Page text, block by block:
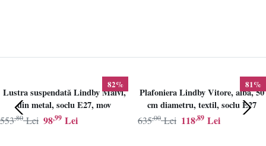
82%
Lustra suspendată Lindby Maivi,
din metal, soclu E27, mov
98,99 Lei
553,80 Lei
81%
Plafoniera Lindby Vitore, alba, 50
cm diametru, textil, soclu E27
118,89 Lei
635,00 Lei